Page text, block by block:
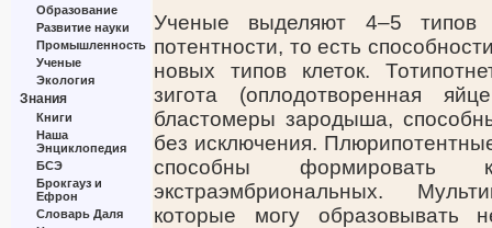
Образование
Развитие науки
Промышленность
Ученые
Экология
Знания
Книги
Наша
Энциклопедия
БСЭ
Брокгауз и
Ефрон
Словарь Даля
Ученые выделяют 4–5 типов
потентности, то есть
новых типов клеток.
зигота (оплодотворенная
бластомеры зародыша,
без исключения.
способны
экстраэмбриональных.
которые могу образовывать